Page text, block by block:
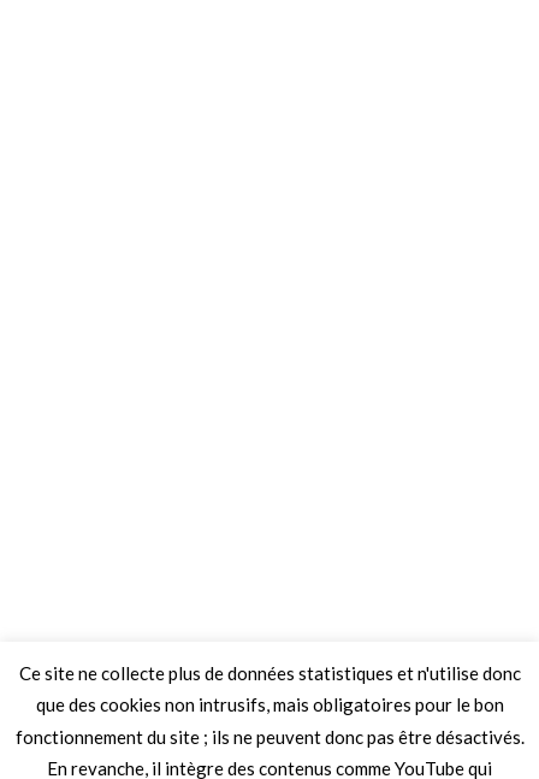
Ce site ne collecte plus de données statistiques et n'utilise donc
que des cookies non intrusifs, mais obligatoires pour le bon
fonctionnement du site ; ils ne peuvent donc pas être désactivés.
En revanche, il intègre des contenus comme YouTube qui